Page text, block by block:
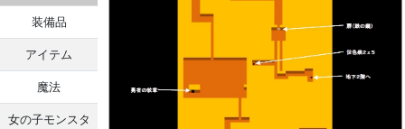
装備品
アイテム
魔法
女の子モンスタ